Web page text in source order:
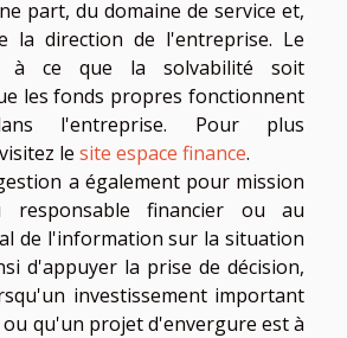
part, du domaine de service et,
la direction de l'entreprise. Le
à ce que la solvabilité soit
les fonds propres fonctionnent
l'entreprise. Pour plus
le site espace finance.
a également pour mission
financier ou au
de l'information sur la situation
d'appuyer la prise de décision,
investissement important
qu'un projet d'envergure est à